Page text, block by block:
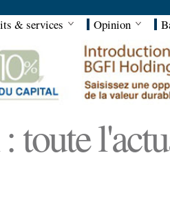
& services Opinion
toute